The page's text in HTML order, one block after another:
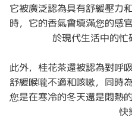
它被廣泛認為具有舒緩壓力
時，它的香氣會填滿您的感
於現代生活中的忙
此外，桂花茶還被認為對呼
舒緩喉嚨不適和咳嗽，同時
您是在寒冷的冬天還是悶熱
快